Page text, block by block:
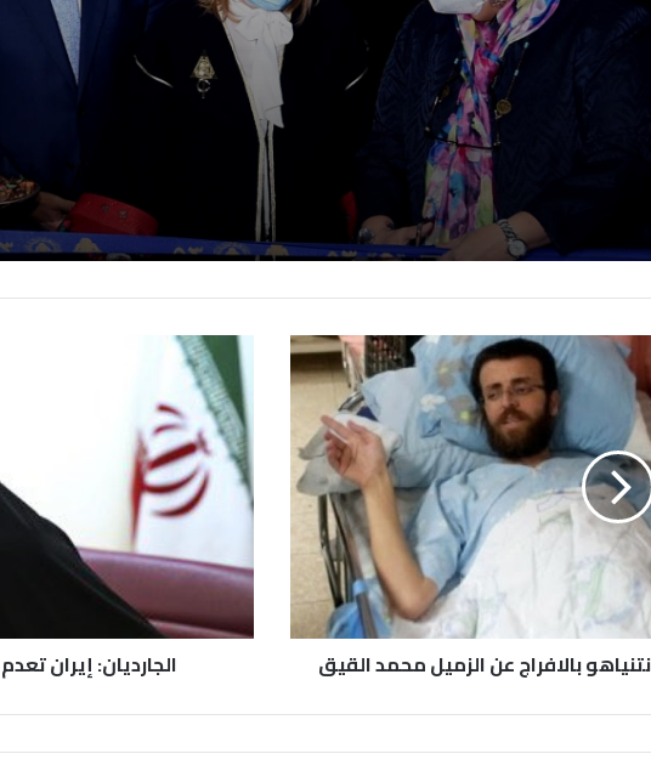
المحددة فتح باب
العلاج بنقابة
بالافراج عن الزميل محمد القيق الجارديان: إيران